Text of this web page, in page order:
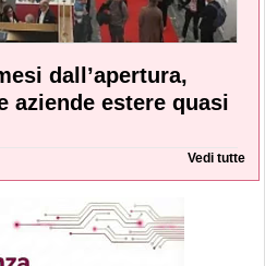
dall’apertura,
aziende estere quasi
Vedi tutte